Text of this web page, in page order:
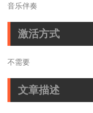
音乐伴奏
激活方式
不需要
文章描述